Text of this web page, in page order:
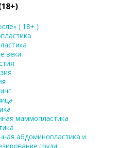
( 18+ )
веки
маммопластика
абдоминопластика и
груди